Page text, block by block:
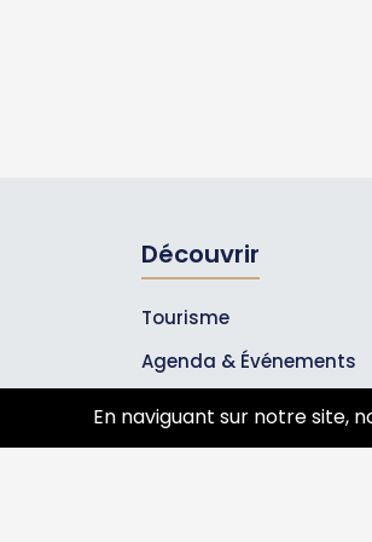
Découvrir
Tourisme
Agenda & Événements
Inscrire un événement
Qui sommes-nous ?
En naviguant sur notre site,